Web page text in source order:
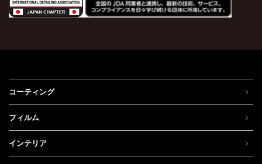
コーティング
フィルム
インテリア